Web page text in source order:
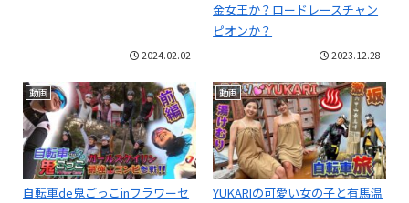
2024.02.02
金女王か？ロードレースチャン
ピオンか？
2023.12.28
動画
自転車de鬼ごっこinフラワーセ
動画
YUKARIの可愛い女の子と有馬温